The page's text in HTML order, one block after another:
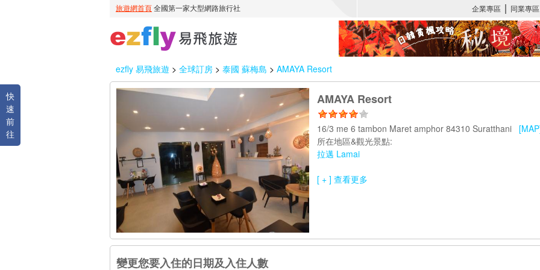
ezfly 易飛旅遊 > 全球訂房 > 泰國 蘇梅島 > AMAYA Resort
快
速
前
往
AMAYA Resort
16/3 me 6 tambon Maret amphor 84310 Suratthani
所在地區&觀光景點:
拉邁 Lamai
[ + ] 查看更多
變更您要入住的日期及入住人數